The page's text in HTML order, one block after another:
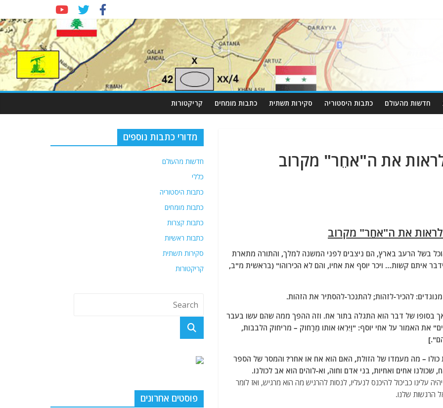
חדשות מהעולם כתבות היסטוריה סקירות תשתית כתבות מומחים קריקטורות
את ה"אחֵר" מקרוב
את ה"אחֵר" מקרוב
בשל הרעב בארץ, הם ניצבים לפני המשנה למלך, והתורה מתארת
איתם קשות… ויכר יוסף את אחיו, והם לא הכירוהו" (בראשית מ"ב,
להכיר-לזהות; להתנכר-להסתיר את הזהות.
אך בסופו של דבר הוא התגלה בתור אח. וזה ההפך ממה שהם עשו בעבר
את האמור על אחי יוסף: "וַיִּרְאוּ אוֹתוֹ מֵרָחוֹק – מריחוק הלבבות,
– מה מעמדו של הזולת, האם הוא אח או אחר? והמסר של הספר
אחים ואחיות, בני אדם וחוה, וא-לוהים הוא אב לכולנו.
עלינו כביכול להיכנס לנעליו, לנסות להרגיש מה הוא מרגיש, ואז לומר
הרגשות שלנו.
מדורי כתבות נוספים
חדשות מהעולם
כללי
כתבות היסטוריה
כתבות מומחים
כתבות קצרות
כתבות ראשיות
סקירות תשתית
קריקטורות
פוסטים אחרונים